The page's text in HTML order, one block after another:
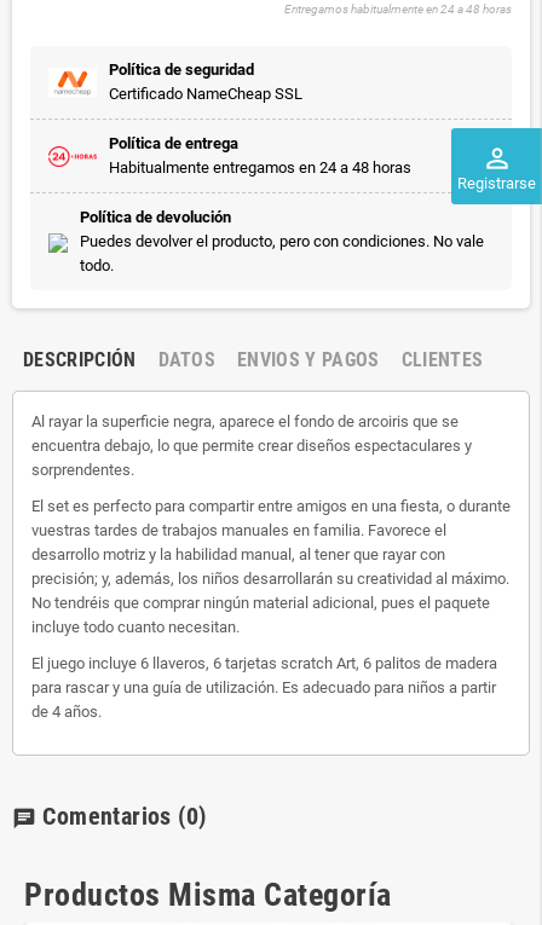
perm_identity
Registrarse
Entregamos habitualmente en 24 a 48 horas
Política de seguridad
Certificado NameCheap SSL
Política de entrega
Habitualmente entregamos en 24 a 48 horas
Política de devolución
Puedes devolver el producto, pero con condiciones. No vale
todo.
DESCRIPCIÓN DATOS ENVIOS Y PAGOS CLIENTES
Al rayar la superficie negra, aparece el fondo de arcoiris que se
encuentra debajo, lo que permite crear diseños espectaculares y
sorprendentes.
El set es perfecto para compartir entre amigos en una fiesta, o durante
vuestras tardes de trabajos manuales en familia. Favorece el
desarrollo motriz y la habilidad manual, al tener que rayar con
precisión; y, además, los niños desarrollarán su creatividad al máximo.
No tendréis que comprar ningún material adicional, pues el paquete
incluye todo cuanto necesitan.
El juego incluye 6 llaveros, 6 tarjetas scratch Art, 6 palitos de madera
para rascar y una guía de utilización. Es adecuado para niños a partir
de 4 años.
chat Comentarios (0)
Productos Misma Categoría